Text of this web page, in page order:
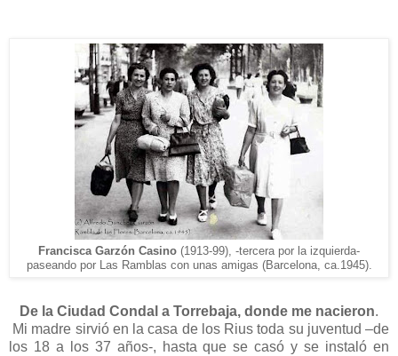
Francisca Garzón Casino (1913-99), -tercera por la izquierda-
paseando por Las Ramblas con unas amigas (Barcelona, ca.1945).
De la Ciudad Condal a Torrebaja, donde me nacieron.
Mi madre sirvió en la casa de los Rius toda su juventud –de
los 18 a los 37 años-, hasta que se casó y se instaló en